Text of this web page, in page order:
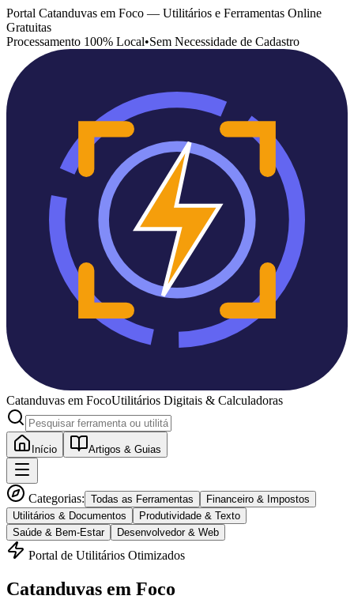
Portal Catanduvas em Foco — Utilitários e Ferramentas Online
Gratuitas
Processamento 100% Local•Sem Necessidade de Cadastro
Catanduvas em FocoUtilitários Digitais & Calculadoras
Início Artigos & Guias
Categorias: Todas as Ferramentas
Financeiro & Impostos
Utilitários & Documentos
Produtividade & Texto
Saúde & Bem-Estar
Desenvolvedor & Web
Portal de Utilitários Otimizados
Catanduvas em Foco